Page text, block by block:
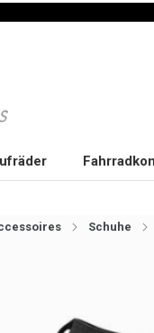
Schuhe